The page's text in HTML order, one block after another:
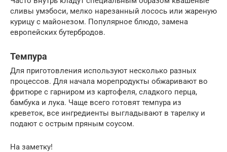
сливы умэбоси, мелко нарезанный лосось или жареную
курицу с майонезом. Популярное блюдо, замена
европейских бутербродов.
Темпура
Для приготовления используют несколько разных
процессов. Для начала морепродукты обжаривают во
фритюре с гарниром из картофеля, сладкого перца,
бамбука и лука. Чаще всего готовят темпура из
креветок, все ингредиенты выгладывают в тарелку и
подают с острым пряным соусом.
На заметку!